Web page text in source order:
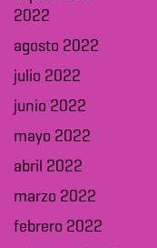
2022
agosto 2022
julio 2022
junio 2022
mayo 2022
abril 2022
marzo 2022
febrero 2022